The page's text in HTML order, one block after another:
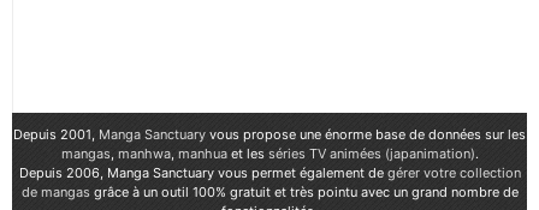
Depuis 2001, Manga Sanctuary vous propose une énorme base de données sur les
mangas, manhwa, manhuaet les séries TV animées (japanimation).
Depuis 2006, Manga Sanctuary vous permet également de gérer votre collection
de mangasgrâce à un outil 100% gratuit et très pointu avec un grand nombre de